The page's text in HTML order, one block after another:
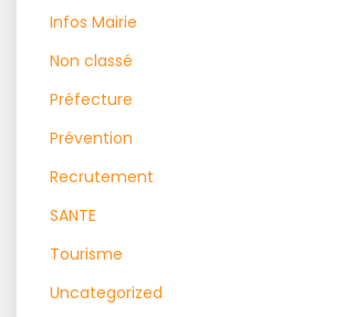
Infos Mairie
Non classé
Préfecture
Prévention
Recrutement
SANTE
Tourisme
Uncategorized